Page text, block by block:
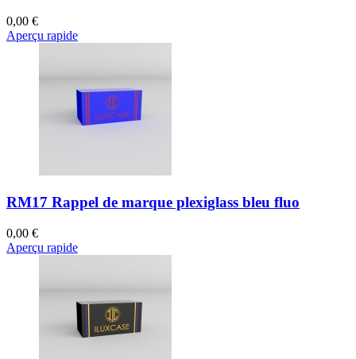
0,00 €
Aperçu rapide
RM17 Rappel de marque plexiglass bleu fluo
0,00 €
Aperçu rapide